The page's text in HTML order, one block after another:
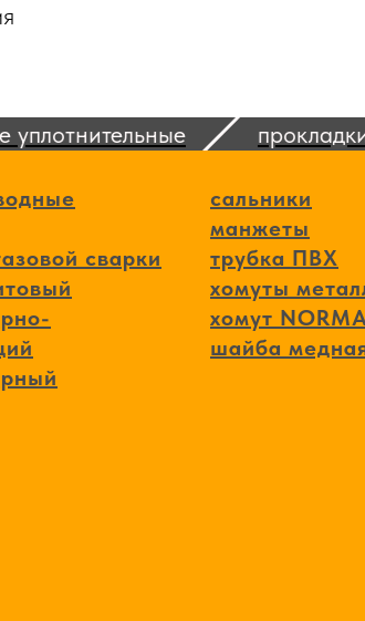
прокладки
сварки
сальники
манжеты
трубка ПВХ
хомуты
хомут
шайба